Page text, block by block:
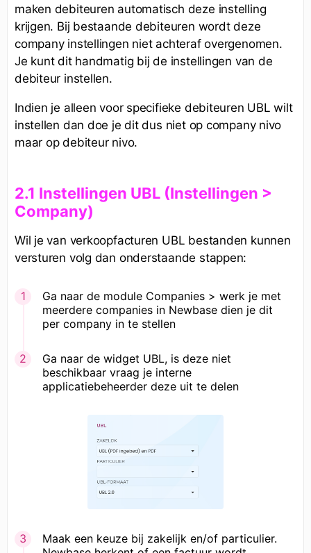
maken debiteuren automatisch deze instelling
krijgen. Bij bestaande debiteuren wordt deze
company instellingen niet achteraf overgenomen.
Je kunt dit handmatig bij de instellingen van de
debiteur instellen.
Indien je alleen voor specifieke debiteuren UBL wilt
instellen dan doe je dit dus niet op company nivo
maar op debiteur nivo.
2.1 Instellingen UBL (Instellingen >
Company)
Wil je van verkoopfacturen UBL bestanden kunnen
versturen volg dan onderstaande stappen:
Ga naar de module Companies > werk je met
meerdere companies in Newbase dien je dit
per company in te stellen
Ga naar de widget UBL, is deze niet
beschikbaar vraag je interne
applicatiebeheerder deze uit te delen
Maak een keuze bij zakelijk en/of particulier.